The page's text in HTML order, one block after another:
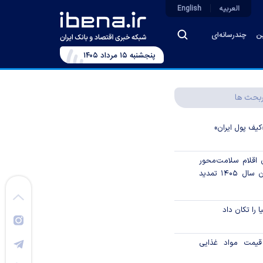
چندرسانه‌ای
العربیه English
پنجشنبه ۱۵ مرداد ۱۴۰۵
ها
پول ایران»
اقلام سلامت‌محور
از اوراق گام تا پایان سال ۱۴۰۵ تمدید
را تکان داد
مواد غذایی